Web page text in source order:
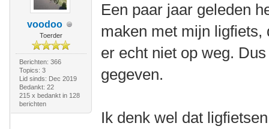
voodoo
Toerder
Berichten: 366
Topics: 3
Lid sinds: Dec 2019
Bedankt: 22
215 x bedankt in 128
berichten
Een paar jaar geleden
maken met mijn
er echt niet op weg.
gegeven.
Ik denk wel dat